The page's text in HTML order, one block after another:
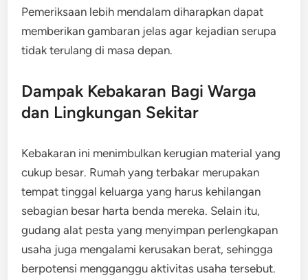
Pemeriksaan lebih mendalam diharapkan dapat
memberikan gambaran jelas agar kejadian serupa
tidak terulang di masa depan.
Dampak Kebakaran Bagi Warga
dan Lingkungan Sekitar
Kebakaran ini menimbulkan kerugian material yang
cukup besar. Rumah yang terbakar merupakan
tempat tinggal keluarga yang harus kehilangan
sebagian besar harta benda mereka. Selain itu,
gudang alat pesta yang menyimpan perlengkapan
usaha juga mengalami kerusakan berat, sehingga
berpotensi mengganggu aktivitas usaha tersebut.